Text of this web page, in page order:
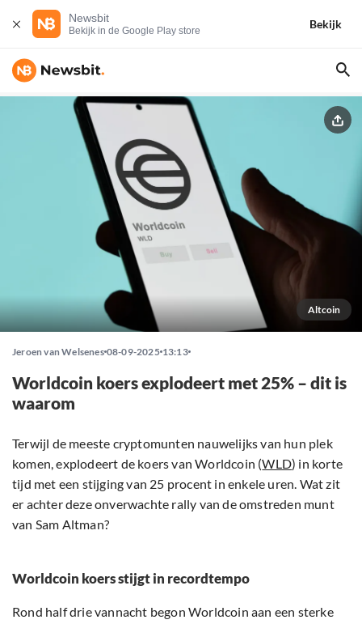
Newsbit
Bekijk in de Google Play store
Bekijk
Altcoin
Jeroen van Welsenes 08-09-2025 13:13
Worldcoin koers explodeert met 25% – dit is
waarom
Terwijl de meeste cryptomunten nauwelijks van hun plek
komen, explodeert de koers van Worldcoin (WLD) in korte
tijd met een stijging van 25 procent in enkele uren. Wat zit
er achter deze onverwachte rally van de omstreden munt
van Sam Altman?
Worldcoin koers stijgt in recordtempo
Rond half drie vannacht begon Worldcoin aan een sterke